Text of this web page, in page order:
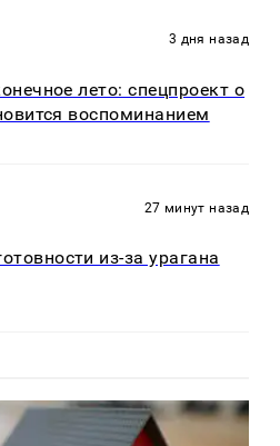
3 дня назад
лето: спецпроект о
воспоминанием
27 минут назад
из-за урагана